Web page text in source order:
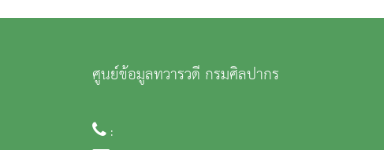
ศูนย์ข้อมูลทวารวดี กรมศิลปากร
: